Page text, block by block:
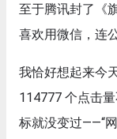
至于腾讯封了《
喜欢用微信，连
我恰好想起来今
114777 个点击
标就没变过——“